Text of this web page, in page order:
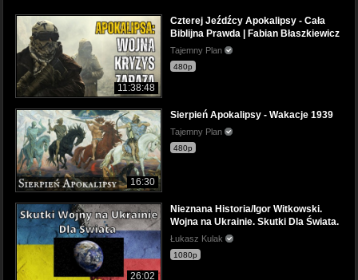
11:38:48
Czterej Jeźdźcy Apokalipsy - Cała
Biblijna Prawda | Fabian Błaszkiewicz
Tajemny Plan
480p
16:30
Sierpień Apokalipsy - Wakacje 1939
Tajemny Plan
480p
26:02
Nieznana Historia/Igor Witkowski.
Wojna na Ukrainie. Skutki Dla Świata.
Łukasz Kulak
1080p